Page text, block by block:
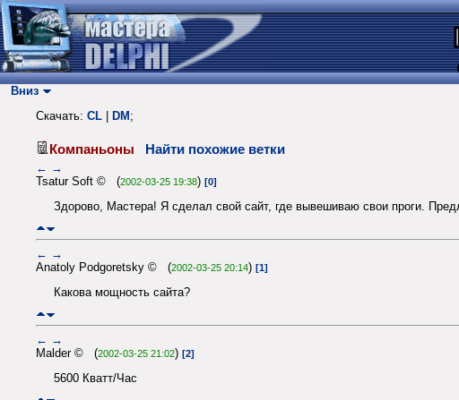
Вниз
Скачать: CL DM ;
Компаньоны Найти похожие ветки
← →
Tsatur Soft © (2002-03-25 19:38) [0]
Здорово, Мастера! Я сделал свой сайт, где вывешиваю свои проги.
← →
Anatoly Podgoretsky © (2002-03-25 20:14) [1]
Какова мощность сайта?
← →
Malder © (2002-03-25 21:02) [2]
5600 Кватт/Час